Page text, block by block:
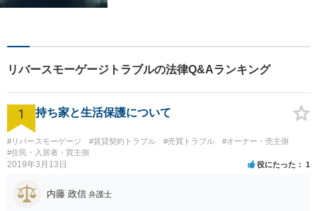
日／夜間も、時間帯等によっ
て対応可です ★法テラス利用
は、一応可能です
リバースモーゲージトラブルの法律Q&Aランキング
1 持ち家と生活保護について
#リバースモーゲージ #賃貸契約トラブル #売買トラブル
#オーナー・売主側
#住民・入居者・買主側
2019年3月13日 役にたった 1
内藤 政信 弁護士